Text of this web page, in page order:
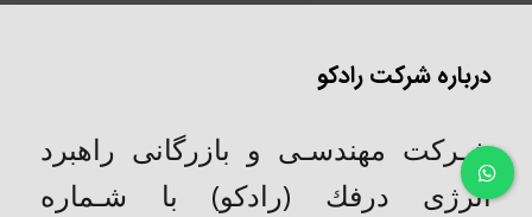
درباره شرکت رادکو
شـركت مهندسـی و بازرگانی راهبرد
انرژی درفك (رادکو) با شـماره